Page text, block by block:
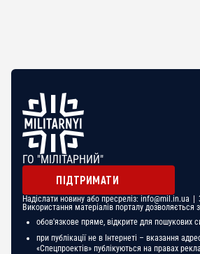
ГО "МІЛІТАРНИЙ"
ПІДТРИМАТИ
Надіслати новину або пресреліз: info@mil.in.ua |
Використання матеріалів порталу
обов'язкове пряме, відкрите для пошукових
при публікації не в Інтернеті – вказання
«Спецпроектів» публікуються на правах